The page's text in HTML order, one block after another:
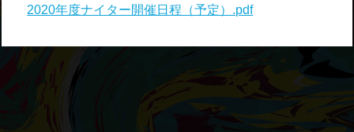
2020年度ナイター開催日程（予定）.pdf